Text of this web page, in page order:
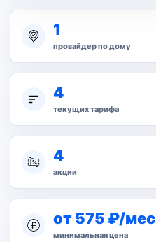
1
провайдер по дому
4
текущих тарифа
4
акции
от 575 ₽/мес
минимальная цена